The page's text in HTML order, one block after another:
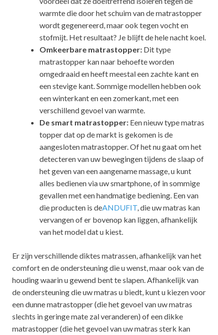
warmte die door het schuim van de matrastopper
wordt gegenereerd, maar ook tegen vocht en
stofmijt. Het resultaat? Je blijft de hele nacht koel.
Omkeerbare matrastopper: Dit type
matrastopper kan naar behoefte worden
omgedraaid en heeft meestal een zachte kant en
een stevige kant. Sommige modellen hebben ook
een winterkant en een zomerkant, met een
verschillend gevoel van warmte.
De smart matrastopper: Een nieuw type matras
topper dat op de markt is gekomen is de
aangesloten matrastopper. Of het nu gaat om het
detecteren van uw bewegingen tijdens de slaap of
het geven van een aangename massage, u kunt
alles bedienen via uw smartphone, of in sommige
gevallen met een handmatige bediening. Een van
die producten is deANDUFIT , die uw matras kan
vervangen of er bovenop kan liggen, afhankelijk
van het model dat u kiest.
Er zijn verschillende diktes matrassen, afhankelijk van het
comfort en de ondersteuning die u wenst, maar ook van de
houding waarin u gewend bent te slapen. Afhankelijk van
de ondersteuning die uw matras u biedt, kunt u kiezen voor
een dunne matrastopper (die het gevoel van uw matras
slechts in geringe mate zal veranderen) of een dikke
matrastopper (die het gevoel van uw matras sterk kan